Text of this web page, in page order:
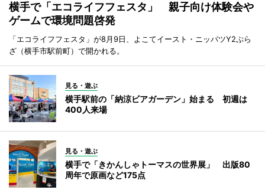
横手で「エコライフフェスタ」 親子向け体験会や
ゲームで環境問題啓発
「エコライフフェスタ」が8月9日、よこてイースト・ニッパツY2ぷら
ざ（横手市駅前町）で開かれる。
見る・遊ぶ
横手駅前の「納涼ビアガーデン」始まる 初週は
400人来場
見る・遊ぶ
横手で「きかんしゃトーマスの世界展」 出版80
周年で原画など175点